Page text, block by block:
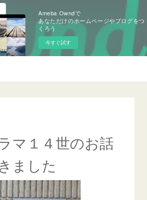
Ameba Owndで
あなただけのホームページやブログをつ
くろう
今すぐ試す
マ１４世のお話
ました